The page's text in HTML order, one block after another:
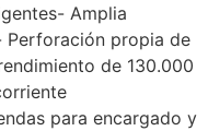
Amplia
propia de
de 130.000
para encargado y